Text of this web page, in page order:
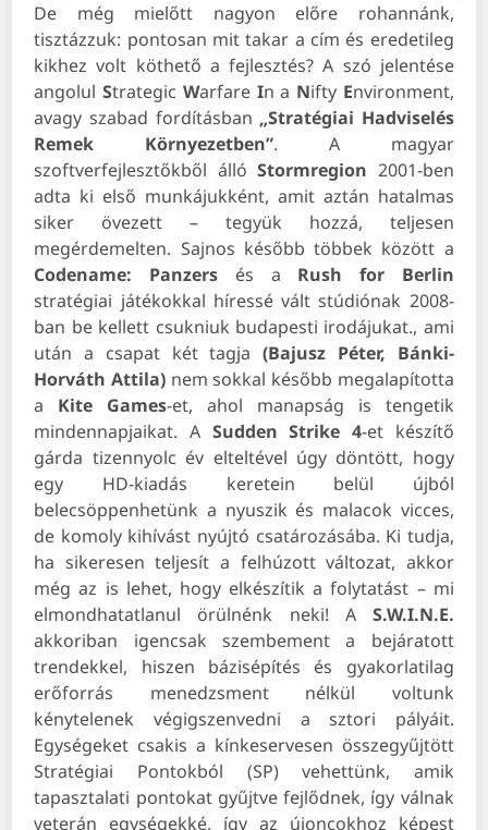
De még mielőtt nagyon előre rohannánk,
tisztázzuk: pontosan mit takar a cím és eredetileg
kikhez volt köthető a fejlesztés? A szó jelentése
angolul Strategic Warfare In a Nifty Environment,
avagy szabad fordításban „Stratégiai Hadviselés
Remek Környezetben”. A magyar
szoftverfejlesztőkből állóStormregion 2001-ben
adta ki első munkájukként, amit aztán hatalmas
siker övezett – tegyük hozzá, teljesen
megérdemelten. Sajnos később többek között a
Codename: Panzersés a Rush for Berlin
stratégiai játékokkal híressé vált stúdiónak 2008-
ban be kellett csukniuk budapesti irodájukat., ami
után a csapat két tagja(Bajusz Péter, Bánki-
Horváth Attila)nem sokkal később megalapította
a Kite Games-et, ahol manapság is tengetik
mindennapjaikat. A Sudden Strike 4-et készítő
gárda tizennyolc év elteltével úgy döntött, hogy
egy HD-kiadás keretein belül újból
belecsöppenhetünk a nyuszik és malacok vicces,
de komoly kihívást nyújtó csatározásába. Ki tudja,
ha sikeresen teljesít a felhúzott változat, akkor
még az is lehet, hogy elkészítik a folytatást – mi
elmondhatatlanul örülnénk neki! A S.W.I.N.E.
akkoriban igencsak szembement a bejáratott
trendekkel, hiszen bázisépítés és gyakorlatilag
erőforrás menedzsment nélkül voltunk
kénytelenek végigszenvedni a sztori pályáit.
Egységeket csakis a kínkeservesen összegyűjtött
Stratégiai Pontokból (SP) vehettünk, amik
tapasztalati pontokat gyűjtve fejlődnek, így válnak
veterán egységekké, így az újoncokhoz képest